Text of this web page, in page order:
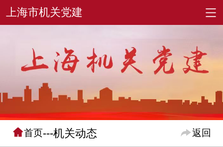
首页---机关动态 返回